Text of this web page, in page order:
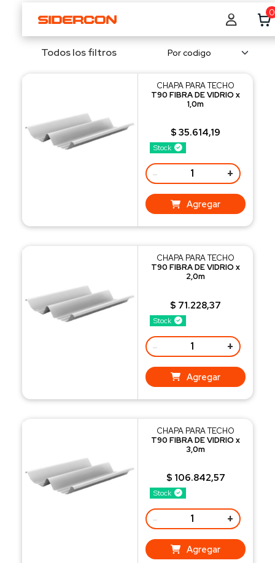
0
Todos los filtros
Stock
CHAPA PARA TECHO
T90 FIBRA DE VIDRIO x
1,0m
$ 35.614,19
- +
Agregar
Stock
CHAPA PARA TECHO
T90 FIBRA DE VIDRIO x
2,0m
$ 71.228,37
- +
Agregar
Stock
CHAPA PARA TECHO
T90 FIBRA DE VIDRIO x
3,0m
$ 106.842,57
- +
Agregar